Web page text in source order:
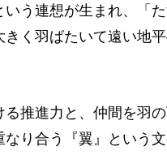
いう連想が生まれ、「
きく羽ばたいて遠い地
る推進力と、仲間を羽
なり合う『翼』という